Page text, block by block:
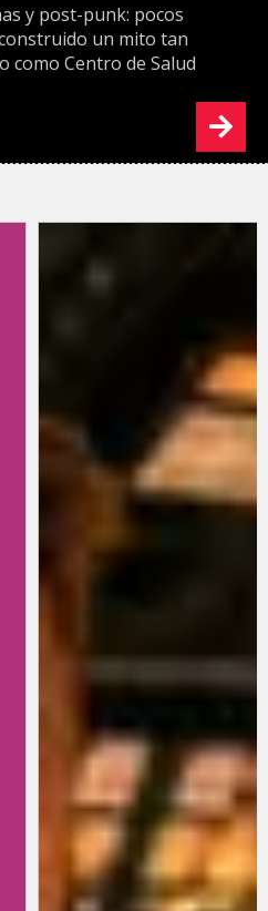
y post-punk: pocos
un mito tan
como Centro de Salud